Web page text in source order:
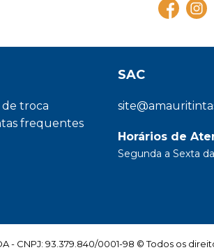
troca
frequentes
SAC
Horários de
Segunda a Sexta
- CNPJ: 93.379.840/0001-98 © Todos os